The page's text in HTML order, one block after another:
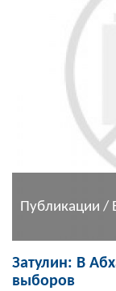
Публикации /
Затулин: В
выборов